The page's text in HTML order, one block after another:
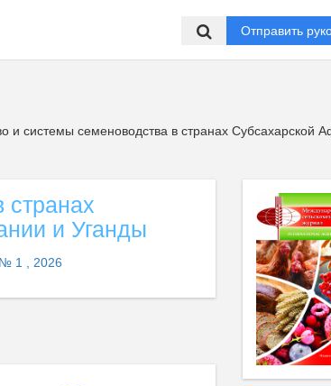
Отправить
и системы семеноводства в странах Субсахарской
странах
и Уганды
№ 1 , 2026